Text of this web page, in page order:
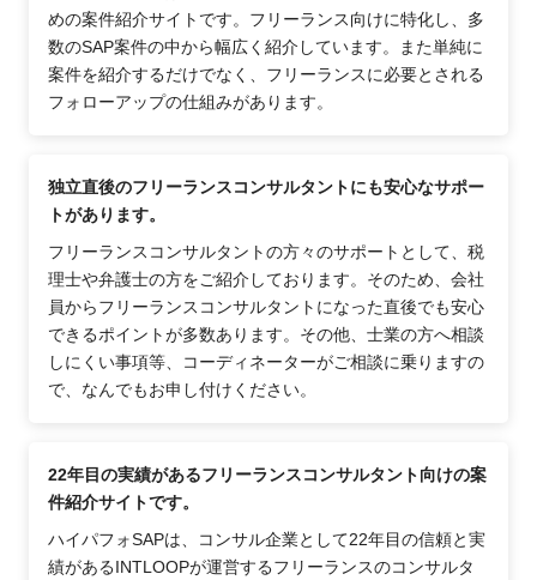
めの案件紹介サイトです。フリーランス向けに特化し、多
数のSAP案件の中から幅広く紹介しています。また単純に
案件を紹介するだけでなく、フリーランスに必要とされる
フォローアップの仕組みがあります。
独立直後のフリーランスコンサルタントにも安心なサポー
トがあります。
フリーランスコンサルタントの方々のサポートとして、税
理士や弁護士の方をご紹介しております。そのため、会社
員からフリーランスコンサルタントになった直後でも安心
できるポイントが多数あります。その他、士業の方へ相談
しにくい事項等、コーディネーターがご相談に乗りますの
で、なんでもお申し付けください。
22年目の実績があるフリーランスコンサルタント向けの案
件紹介サイトです。
ハイパフォSAPは、コンサル企業として22年目の信頼と実
績があるINTLOOPが運営するフリーランスのコンサルタ